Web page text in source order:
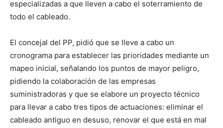
especializadas a que lleven a cabo el soterramiento de
todo el cableado.
El concejal del PP, pidió que se lleve a cabo un
cronograma para establecer las prioridades mediante un
mapeo inicial, señalando los puntos de mayor peligro,
pidiendo la colaboración de las empresas
suministradoras y que se elabore un proyecto técnico
para llevar a cabo tres tipos de actuaciones: eliminar el
cableado antiguo en desuso, renovar el que está en mal